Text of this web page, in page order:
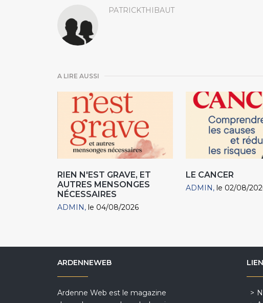
PATRICKTHIBAUT
A LIRE AUSSI
RIEN N'EST GRAVE, ET
AUTRES MENSONGES
NÉCESSAIRES
ADMIN le 04/08/2026
LE CANCER
ADMIN le 02/08/
ARDENNEWEB
Ardenne Web est le magazine